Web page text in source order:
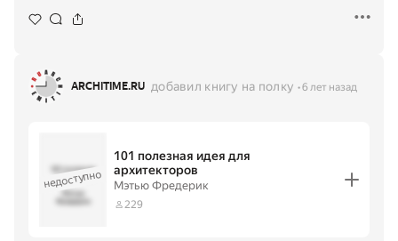
ARCHITIME.RU добавил книгу на полку 6 лет назад
101 полезная
идея для
архитекторов
·
Мэтью
недоступно
101 полезная идея для
архитекторов
Мэтью Фредерик
229